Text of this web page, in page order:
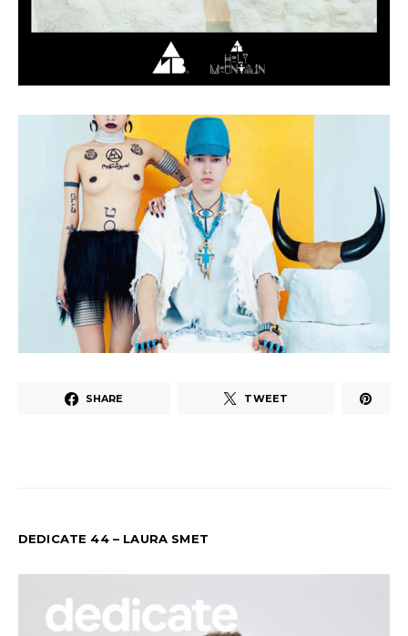
SHARE TWEET
DEDICATE 44 – LAURA SMET